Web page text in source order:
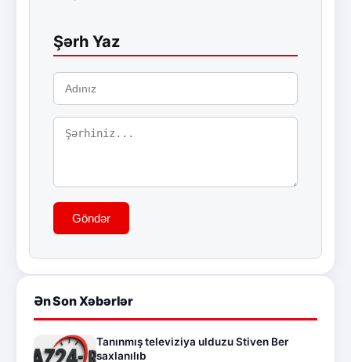
Şərh Yaz
Göndər
Ən Son Xəbərlər
Tanınmış televiziya ulduzu Stiven Ber
saxlanılıb